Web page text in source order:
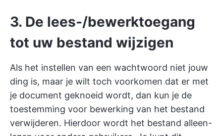
3. De lees-/bewerktoegang
tot uw bestand wijzigen
Als het instellen van een wachtwoord niet jouw
ding is, maar je wilt toch voorkomen dat er met
je document geknoeid wordt, dan kun je de
toestemming voor bewerking van het bestand
verwijderen. Hierdoor wordt het bestand alleen-